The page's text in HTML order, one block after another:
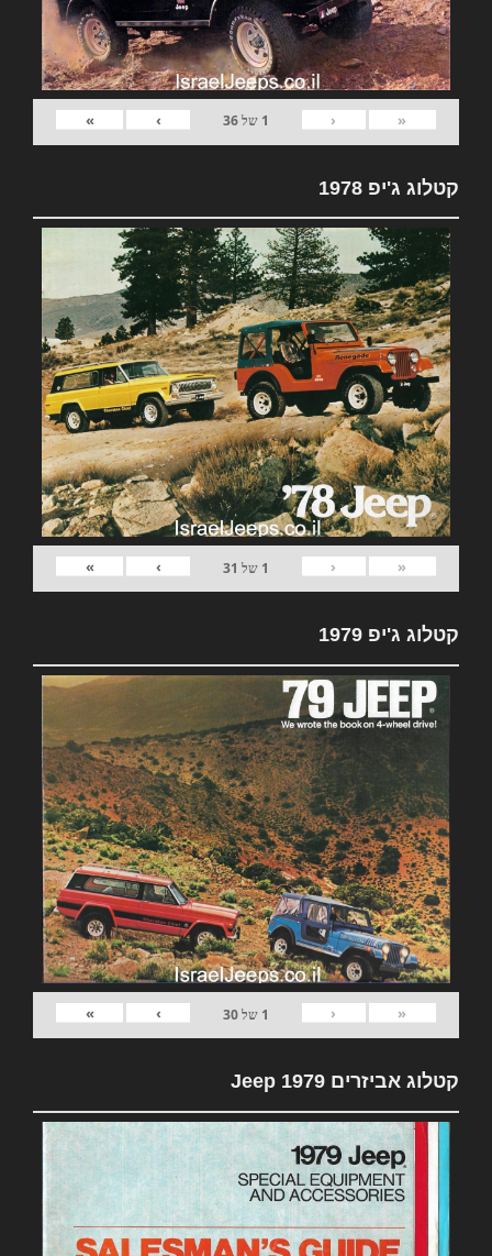
«
‹
1 של36
›
»
קטלוג ג'יפ 1978
«
‹
1 של 31
›
»
קטלוג ג'יפ 1979
«
‹
1 של30
›
»
קטלוג אביזרים 1979 Jeep